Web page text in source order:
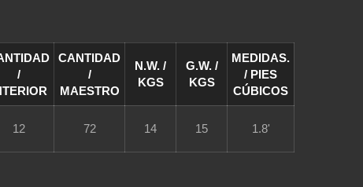
/
CANTIDAD
/
MAESTRO
N.W. /
KGS
G.W. /
KGS
MEDIDAS.
/ PIES
CÚBICOS
12 72 14 15 1.8'